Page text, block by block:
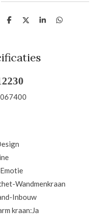
D
n
D
S
D
Emotie
Wandmenkraan
Inbouw
kraan:Ja